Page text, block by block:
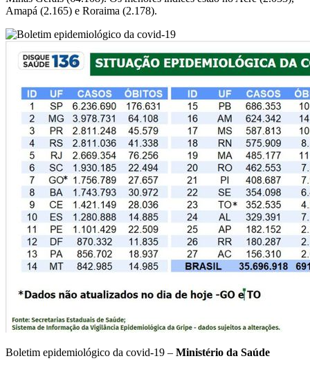
Amapá (2.165) e Roraima (2.178).
Boletim epidemiológico da covid-19 – Ministério da Saúde